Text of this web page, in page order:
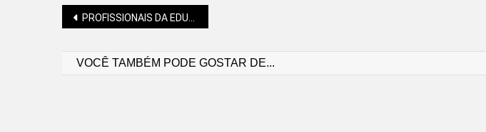
Navegação
PROFISSIONAIS DA EDUCAÇÃO EM SEMINÁRIO DE AUTISMO
VOCÊ TAMBÉM PODE GOSTAR DE...